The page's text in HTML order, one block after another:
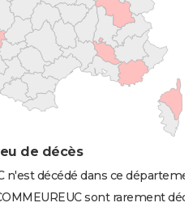
de décès
n'est décédé dans ce
sont rarement